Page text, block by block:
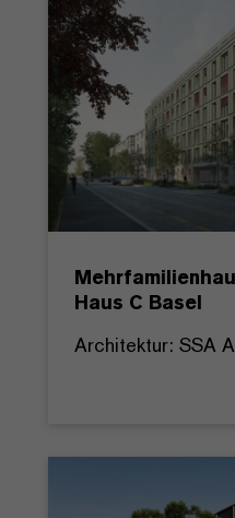
Haus C Basel
Architektur: SSA